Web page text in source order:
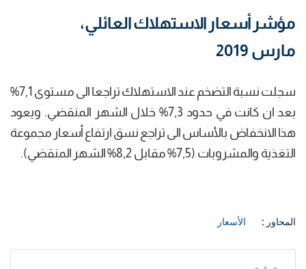
مؤشر أسعار الاستهلاك العائلي،
مارس 2019
سجلت نسبة التضخم عند الاستهلاك تراجعا الى مستوى 7,1%
بعد ان كانت في حدود 7,3% خلال الشهر المنقضي. ويعود
هذا الانخفاض بالأساس الى تراجع نسق ارتفاع أسعار مجموعة
التغذية والمشروبات (7,5% مقابل 8,2% الشهر المنقضي).
المحاور : الأسعار